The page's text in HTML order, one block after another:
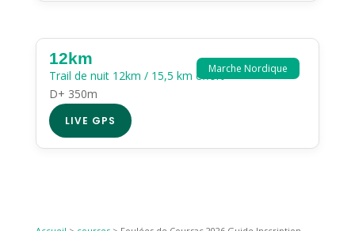
Marche Nordique
12km
Trail de nuit 12km / 15,5 km effort
D+ 350m
LIVE GPS